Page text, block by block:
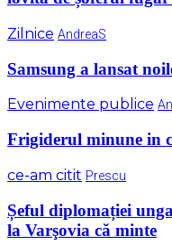
Zilnice AndreaS
Samsung a lansat
Evenimente publice
Frigiderul minune in
ce-am citit Prescu
Șeful diplomației
la Varşovia că minte